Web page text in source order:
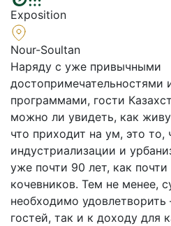
Exposition
Nour-Soultan
Наряду с уже привычными
достопримечательностями
программами, гости
можно ли увидеть, как
что приходит на ум, это то,
индустриализации и
уже почти 90 лет, как почти
кочевников. Тем не менее,
необходимо удовлетворить
гостей, так и к доходу для